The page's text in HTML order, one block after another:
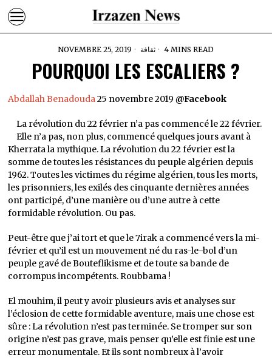
NOVEMBRE 25, 2019 ثقافة 4 MINS READ
POURQUOI LES ESCALIERS ?
Abdallah Benadouda25 novembre 2019@Facebook
La révolution du 22 février n’a pas commencé le 22 février.
Elle n’a pas, non plus, commencé quelques jours avant à
Kherrata la mythique. La révolution du 22 février est la
somme de toutes les résistances du peuple algérien depuis
1962. Toutes les victimes du régime algérien, tous les morts,
les prisonniers, les exilés des cinquante dernières années
ont participé, d’une manière ou d’une autre à cette
formidable révolution. Ou pas.
Peut-être que j’ai tort et que le 7irak a commencé vers la mi-
février et qu’il est un mouvement né du ras-le-bol d’un
peuple gavé de Bouteflikisme et de toute sa bande de
corrompus incompétents. Roubbama !
El mouhim, il peut y avoir plusieurs avis et analyses sur
l’éclosion de cette formidable aventure, mais une chose est
sûre : La révolution n’est pas terminée. Se tromper sur son
origine n’est pas grave, mais penser qu’elle est finie est une
erreur monumentale. Et ils sont nombreux à l’avoir